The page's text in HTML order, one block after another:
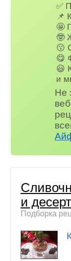
✅
📌
🤩
🤓
😗
😋
😃
и
Не
и
Подборка